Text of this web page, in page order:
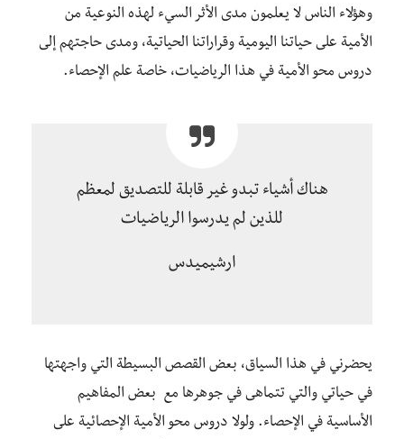
وهؤلاء الناس لا يعلمون مدى الأثر السيء لهذه النوعية من
الأمية على حياتنا اليومية وقراراتنا الحياتية، ومدى حاجتهم إلى
دروس محو الأمية في هذا الرياضيات، خاصة علم الإحصاء.
هناك أشياء تبدو غير قابلة للتصديق لمعظم
للذين لم يدرسوا الرياضيات
ارشيميدس
يحضرني في هذا السياق، بعض القصص البسيطة التي واجهتها
في حياتي والتي تتماهى في جوهرها مع بعض المفاهيم
الأساسية في الإحصاء. ولولا دروس محو الأمية الإحصائية على